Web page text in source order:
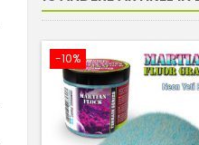
-10%